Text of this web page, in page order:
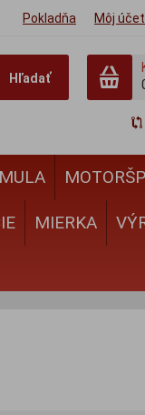
Pokladňa Môj účet
Hľadať
MIERKA